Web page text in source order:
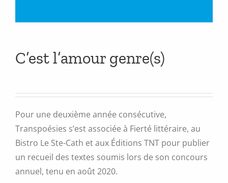
C’est l’amour genre(s)
Pour une deuxième année consécutive,
Transpoésies s’est associée à Fierté littéraire, au
Bistro Le Ste-Cath et aux Éditions TNT pour publier
un recueil des textes soumis lors de son concours
annuel, tenu en août 2020.